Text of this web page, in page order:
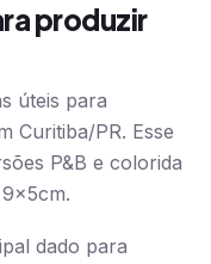
produzir
úteis para
Curitiba/PR. Esse
P&B e colorida
dado para